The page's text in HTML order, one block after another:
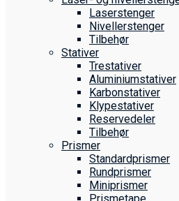
Laserstenger
Nivellerstenger
Tilbehør
Stativer
Trestativer
Aluminiumstativer
Karbonstativer
Klypestativer
Reservedeler
Tilbehør
Prismer
Standardprismer
Rundprismer
Miniprismer